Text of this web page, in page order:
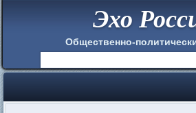
Эхо
Общественно-